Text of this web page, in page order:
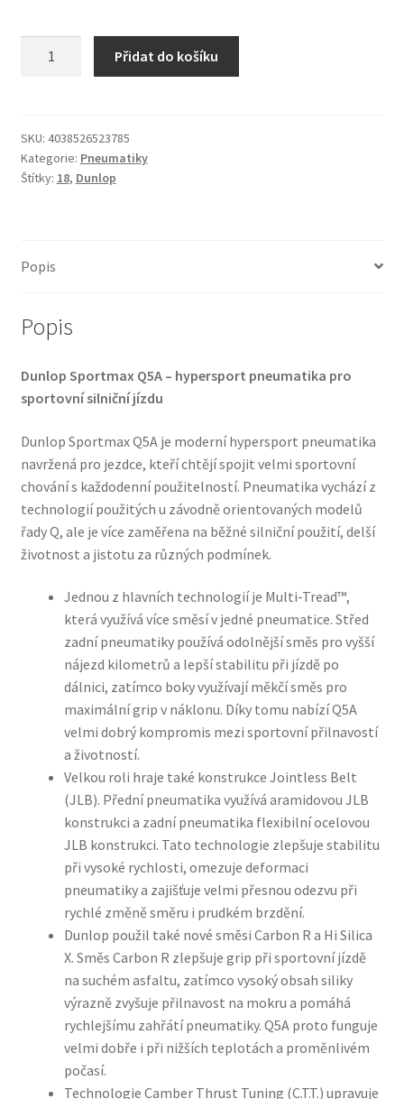
(58W)
SPORTMAX
Q5A
Přidat do košíku
SKU: 4038526523785
Kategorie: Pneumatiky
Štítky: 18, Dunlop
Popis
Popis
Dunlop Sportmax Q5A – hypersport pneumatika pro
sportovní silniční jízdu
Dunlop Sportmax Q5A je moderní hypersport pneumatika
navržená pro jezdce, kteří chtějí spojit velmi sportovní
chování s každodenní použitelností. Pneumatika vychází z
technologií použitých u závodně orientovaných modelů
řady Q, ale je více zaměřena na běžné silniční použití, delší
životnost a jistotu za různých podmínek.
Jednou z hlavních technologií je Multi-Tread™,
která využívá více směsí v jedné pneumatice. Střed
zadní pneumatiky používá odolnější směs pro vyšší
nájezd kilometrů a lepší stabilitu při jízdě po
dálnici, zatímco boky využívají měkčí směs pro
maximální grip v náklonu. Díky tomu nabízí Q5A
velmi dobrý kompromis mezi sportovní přilnavostí
a životností.
Velkou roli hraje také konstrukce Jointless Belt
(JLB). Přední pneumatika využívá aramidovou JLB
konstrukci a zadní pneumatika flexibilní ocelovou
JLB konstrukci. Tato technologie zlepšuje stabilitu
při vysoké rychlosti, omezuje deformaci
pneumatiky a zajišťuje velmi přesnou odezvu při
rychlé změně směru i prudkém brzdění.
Dunlop použil také nové směsi Carbon R a Hi Silica
X. Směs Carbon R zlepšuje grip při sportovní jízdě
na suchém asfaltu, zatímco vysoký obsah siliky
výrazně zvyšuje přilnavost na mokru a pomáhá
rychlejšímu zahřátí pneumatiky. Q5A proto funguje
velmi dobře i při nižších teplotách a proměnlivém
počasí.
Technologie Camber Thrust Tuning (C.T.T.) upravuje